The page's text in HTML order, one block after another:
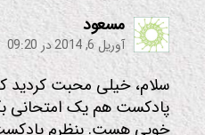
مسعود:
آوریل 6, 2014 در 09:20
سلام، خیلی محبت کردید
پادکست هم یک امتحانی
خوبی هست. بنظرم